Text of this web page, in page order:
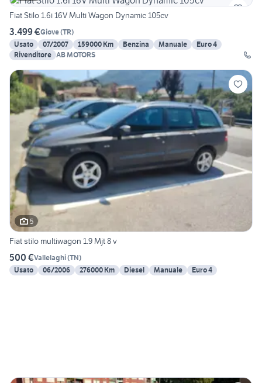
Fiat Stilo 1.6i 16V Multi Wagon Dynamic 105cv
3.499 €Giove(TR)
Usato
07/2007 159000 Km Benzina Manuale
Euro 4
Rivenditore AB MOTORS
5
Fiat stilo multiwagon 1.9 Mjt 8 v
500 €Vallelaghi(TN)
Usato
06/2006 276000 Km Diesel Manuale Euro 4